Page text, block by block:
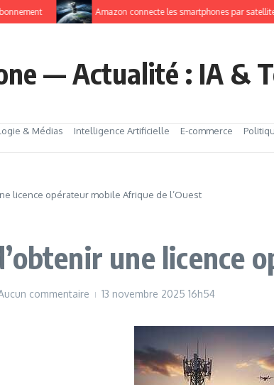
Amazon connecte les smartphones par satellite
— Actualité : IA &
& Médias Intelligence Artificielle E-commerce
licence opérateur mobile Afrique de l’Ouest
une licence
commentaire 13 novembre 2025 16h54